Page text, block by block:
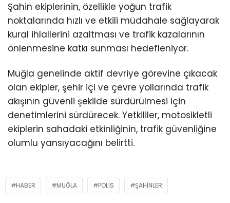
Şahin ekiplerinin, özellikle yoğun trafik
noktalarında hızlı ve etkili müdahale sağlayarak
kural ihlallerini azaltması ve trafik kazalarının
önlenmesine katkı sunması hedefleniyor.
Muğla genelinde aktif devriye görevine çıkacak
olan ekipler, şehir içi ve çevre yollarında trafik
akışının güvenli şekilde sürdürülmesi için
denetimlerini sürdürecek. Yetkililer, motosikletli
ekiplerin sahadaki etkinliğinin, trafik güvenliğine
olumlu yansıyacağını belirtti.
HABER MUĞLA POLIS ŞAHINLER